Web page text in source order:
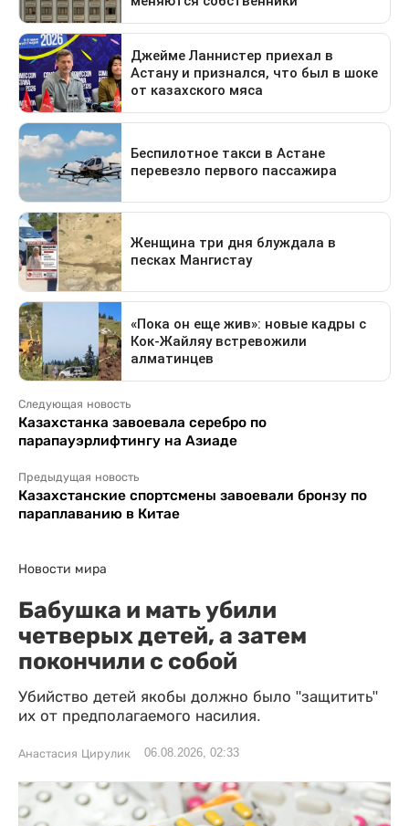
Следующая новость
Казахстанка завоевала серебро по
парапауэрлифтингу на Азиаде
Предыдущая новость
Казахстанские спортсмены завоевали бронзу по
параплаванию в Китае
Новости мира
Бабушка и мать убили
четверых детей, а затем
покончили с собой
Убийство детей якобы должно было "защитить"
их от предполагаемого насилия.
Анастасия Цирулик 06.08.2026, 02:33